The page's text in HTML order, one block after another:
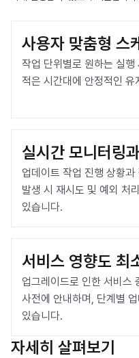
사용자 맞춤형 스
작업 단위별로 원하는 실행
적은 시간대에 안정적인
실시간 모니터링
업데이트 작업 진행 상황
발생 시 재시도 및 예외 처
있습니다.
서비스 영향도 최
업그레이드로 인한 서비스
사전에 안내하며, 단계별
있습니다.
자세히 살펴보기